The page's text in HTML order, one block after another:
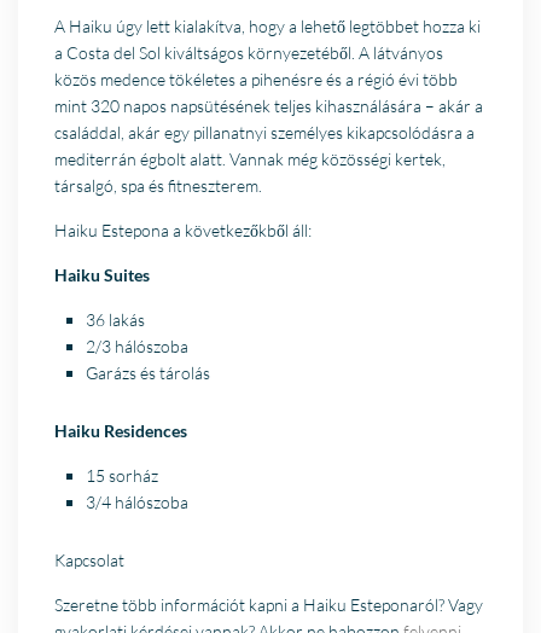
A Haiku úgy lett kialakítva, hogy a lehető legtöbbet hozza ki
a Costa del Sol kiváltságos környezetéből. A látványos
közös medence tökéletes a pihenésre és a régió évi több
mint 320 napos napsütésének teljes kihasználására – akár a
családdal, akár egy pillanatnyi személyes kikapcsolódásra a
mediterrán égbolt alatt. Vannak még közösségi kertek,
társalgó, spa és fitneszterem.
Haiku Estepona a következőkből áll:
Haiku Suites
36 lakás
2/3 hálószoba
Garázs és tárolás
Haiku Residences
15 sorház
3/4 hálószoba
Kapcsolat
Szeretne több információt kapni a Haiku Esteponaról? Vagy